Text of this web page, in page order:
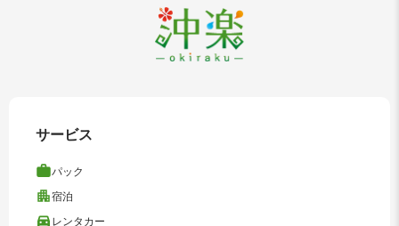
サービス
パック
宿泊
レンタカー